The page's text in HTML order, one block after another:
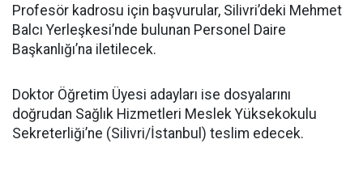
Profesör kadrosu için başvurular, Silivri’deki Mehmet
Balcı Yerleşkesi’nde bulunan Personel Daire
Başkanlığı’na iletilecek.
Doktor Öğretim Üyesi adayları ise dosyalarını
doğrudan Sağlık Hizmetleri Meslek Yüksekokulu
Sekreterliği’ne (Silivri/İstanbul) teslim edecek.